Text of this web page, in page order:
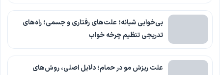
بی‌خوابی شبانه؛ علت‌های رفتاری و جسمی؛ راه‌های
تدریجی تنظیم چرخه خواب
علت ریزش مو در حمام؛ دلایل اصلی، روش‌های